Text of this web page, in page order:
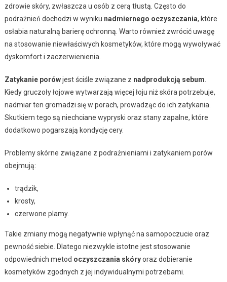
zdrowie skóry, zwłaszcza u osób z cerą tłustą. Często do
podrażnień dochodzi w wyniku nadmiernego oczyszczania, które
osłabia naturalną barierę ochronną. Warto również zwrócić uwagę
na stosowanie niewłaściwych kosmetyków, które mogą wywoływać
dyskomfort i zaczerwienienia.
Zatykanie porówjest ściśle związane z nadprodukcją sebum
Kiedy gruczoły łojowe wytwarzają więcej łoju niż skóra potrzebuje,
nadmiar ten gromadzi się w porach, prowadząc do ich zatykania.
Skutkiem tego są niechciane wypryski oraz stany zapalne, które
dodatkowo pogarszają kondycję cery.
Problemy skórne związane z podrażnieniami i zatykaniem porów
obejmują:
trądzik,
krosty,
czerwone plamy.
Takie zmiany mogą negatywnie wpłynąć na samopoczucie oraz
pewność siebie. Dlatego niezwykle istotne jest stosowanie
odpowiednich metod oczyszczania skóryoraz dobieranie
kosmetyków zgodnych z jej indywidualnymi potrzebami.